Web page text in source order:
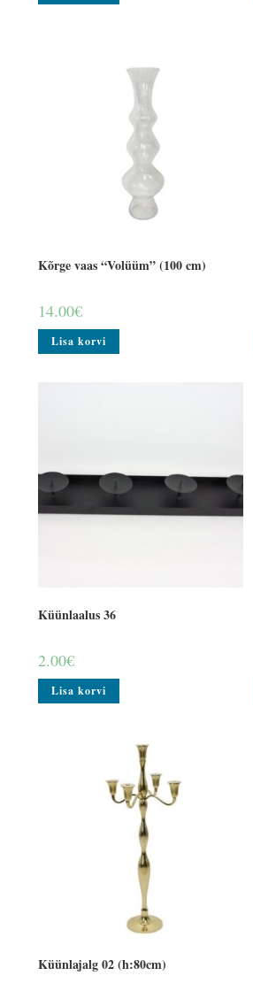
Kõrge vaas “Volüüm” (100 cm)
14.00€
Lisa korvi
Küünlaalus 36
2.00€
Lisa korvi
Küünlajalg 02 (h:80cm)